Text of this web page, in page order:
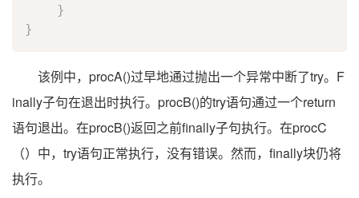
}
}
该例中，procA()过早地通过抛出一个异常中断了try。F
inally子句在退出时执行。procB()的try语句通过一个return
语句退出。在procB()返回之前finally子句执行。在procC
（）中，try语句正常执行，没有错误。然而，finally块仍将
执行。